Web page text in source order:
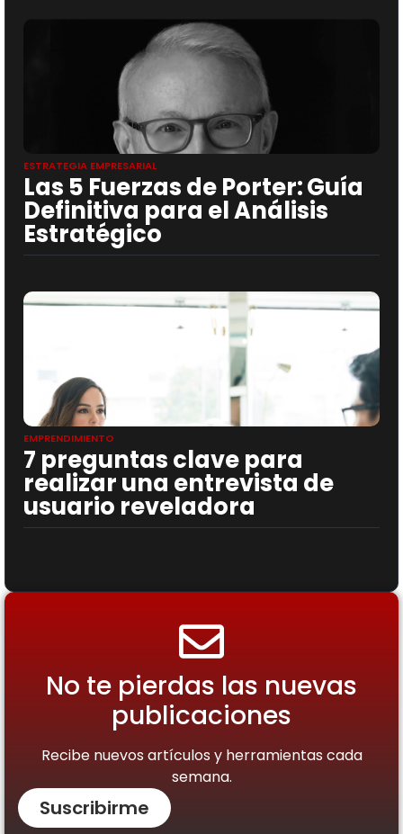
ESTRATEGIA EMPRESARIAL
Las 5 Fuerzas de Porter: Guía
Definitiva para el Análisis
Estratégico
EMPRENDIMIENTO
7 preguntas clave para
realizar una entrevista de
usuario reveladora
No te pierdas las nuevas
publicaciones
Recibe nuevos artículos y herramientas cada
semana.
Suscribirme